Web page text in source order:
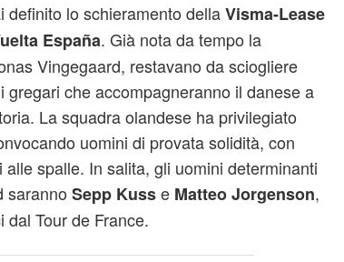
definito lo schieramento dellaVisma-Lease
España. Già nota da tempo la
Vingegaard, restavano da sciogliere
gregari che accompagneranno il danese a
La squadra olandese ha privilegiato
uomini di provata solidità, con
alle spalle. In salita, gli uomini determinanti
saranno Sepp Kusse Matteo Jorgenson,
dal Tour de France.